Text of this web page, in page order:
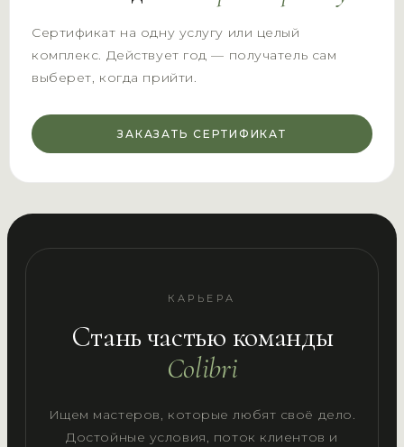
Сертификат на одну услугу или целый
комплекс. Действует год — получатель сам
выберет, когда прийти.
ЗАКАЗАТЬ СЕРТИФИКАТ
КАРЬЕРА
Стань частью команды
Colibri
Ищем мастеров, которые любят своё дело.
Достойные условия, поток клиентов и